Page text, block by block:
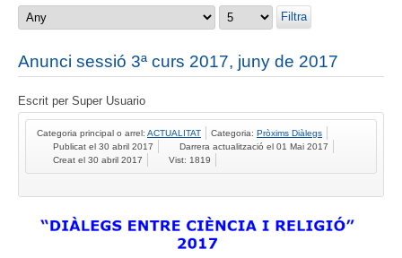
Filtra
Anunci sessió 3ª curs 2017, juny de 2017
Escrit per Super Usuario
Categoria principal o arrel: ACTUALITAT Categoria: Pròxims Diàlegs
Publicat el 30 abril 2017
Darrera actualització el 01 Mai 2017
Creat el 30 abril 2017
Vist: 1819